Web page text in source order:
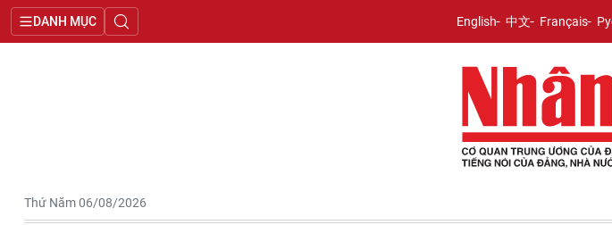
DANH MỤC English 中文 Français
Thứ Năm 06/08/2026